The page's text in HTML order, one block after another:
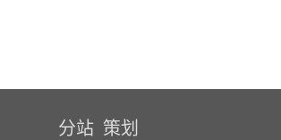
分站 策划